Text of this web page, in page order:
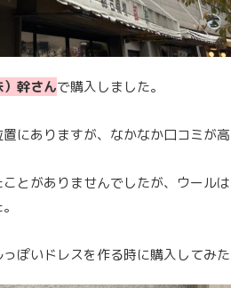
幹さんで購入しました。
にありますが、なかなか口コミが高
とがありませんでしたが、ウール
ぽいドレスを作る時に購入してみた